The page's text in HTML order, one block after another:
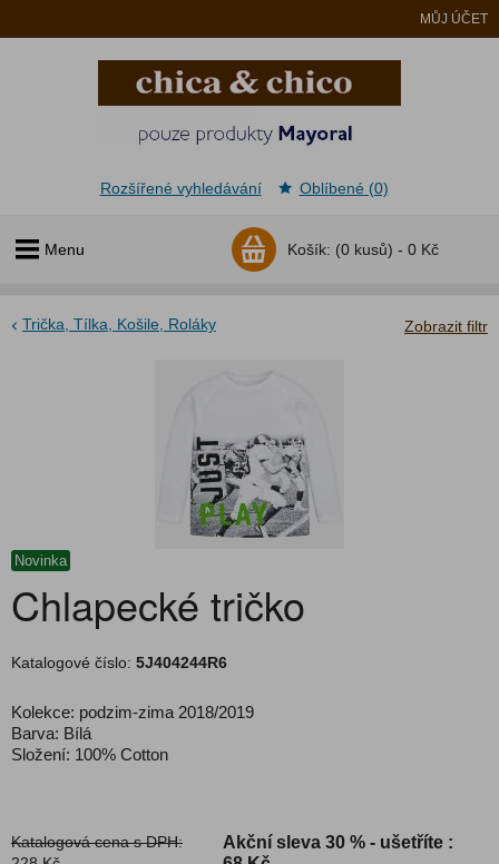
MŮJ ÚČET
Menu Košík: (0 kusů) - 0 Kč
Rozšířené vyhledávání Oblíbené (0)
Zobrazit filtr
Trička, Tílka, Košile, Roláky
Novinka
Chlapecké tričko
Katalogové číslo: 5J404244R6
Kolekce: podzim-zima 2018/2019
Barva: Bílá
Složení: 100% Cotton
Katalogová cena s DPH:
Akční sleva 30 % - ušetříte :